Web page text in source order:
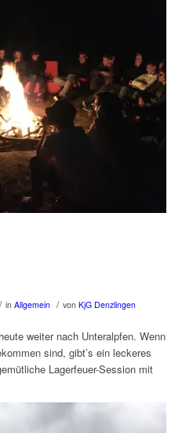
/ in Allgemein / von KjG Denzlingen
weiter nach Unteralpfen. Wenn
sind, gibt’s ein leckeres
Lagerfeuer-Session mit